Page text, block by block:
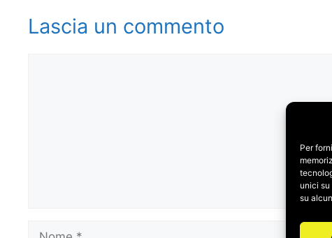
Per
unici
su
Lascia un commento
Nome